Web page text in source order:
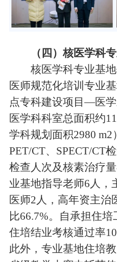
（四）核医学科
核医学科专业基
医师规范化培训专业
点专科建设项目—医
医学科科室总面积约
学科规划面积2980 m2
PET/CT、SPECT/CT
检查人次及核素治疗
业基地指导老师6人，
医师2人，高年资主治
比66.7%。自承担住
住培结业考核通过率
此外，专业基地住培